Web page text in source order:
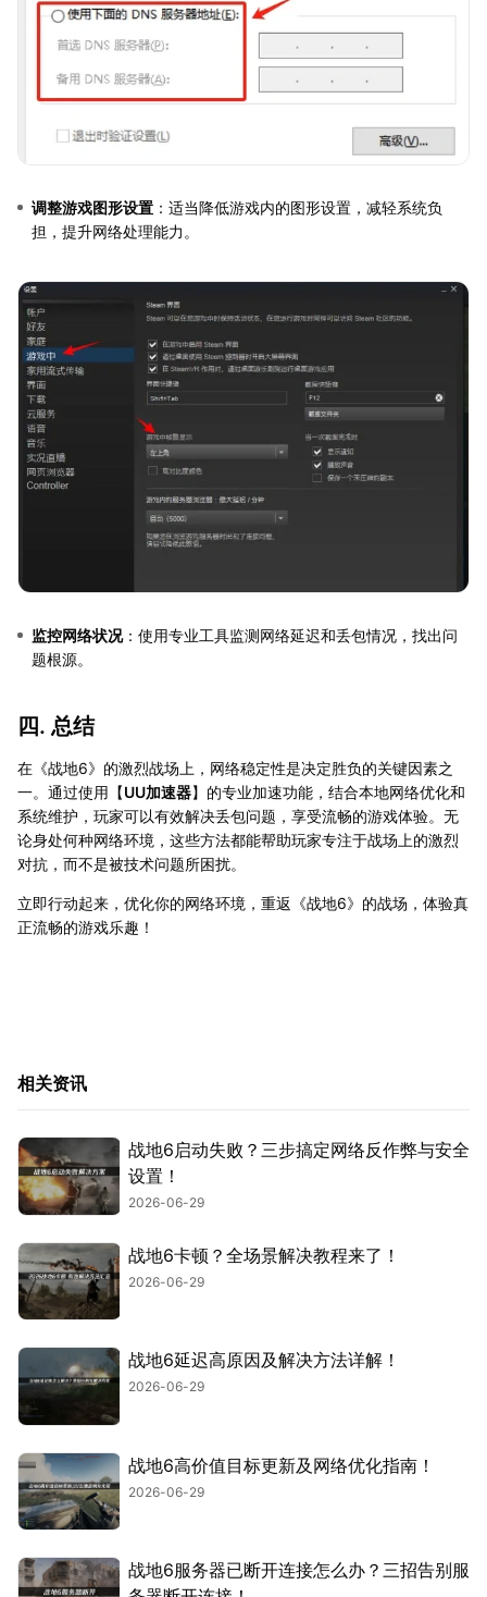
调整游戏图形设置 ：适当降低游戏内的图形设置，减轻系统负
担，提升网络处理能力。
监控网络状况：使用专业工具监测网络延迟和丢包情况，找出问
题根源。
四. 总结
在《战地6》的激烈战场上，网络稳定性是决定胜负的关键因素之
一。通过使用【UU加速器】的专业加速功能，结合本地网络优化和
系统维护，玩家可以有效解决丢包问题，享受流畅的游戏体验。无
论身处何种网络环境，这些方法都能帮助玩家专注于战场上的激烈
对抗，而不是被技术问题所困扰。
立即行动起来，优化你的网络环境，重返《战地6》的战场，体验真
正流畅的游戏乐趣！
相关资讯
战地6启动失败？三步搞定网络反作弊与安全
设置！
2026-06-29
战地6卡顿？全场景解决教程来了！
2026-06-29
战地6延迟高原因及解决方法详解！
2026-06-29
战地6高价值目标更新及网络优化指南！
2026-06-29
战地6服务器已断开连接怎么办？三招告别服